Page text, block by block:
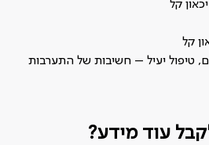
קל
קל
טיפול יעיל – חשיבות של התערבות
עוד מידע?